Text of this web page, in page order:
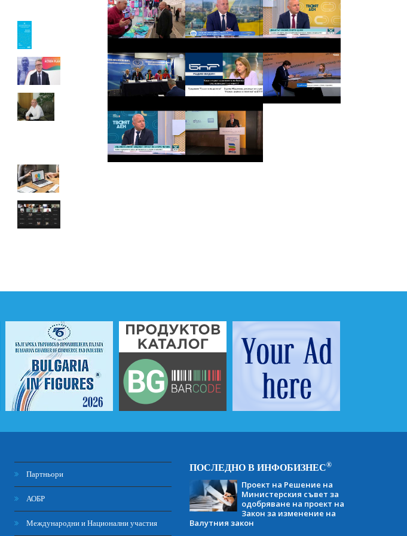
Партньори
АОБР
Международни и Национални участия
ПОСЛЕДНО В ИНФОБИЗНЕС®
Проект на Решение на
Министерския съвет за
одобряване на проект на
Закон за изменение на
Валутния закон